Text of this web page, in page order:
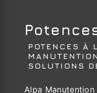
POTENCES À
SOLUTIONS
Alpa